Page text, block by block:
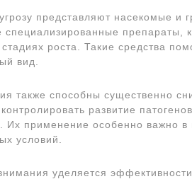
представляют насекомые и
специализированные препараты,
роста. Такие средства
вид.
также способны существенно
развитие
Их применение особенно важно
условий.
уделяется